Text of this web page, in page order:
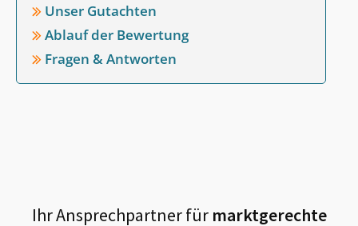
Unser Gutachten
Ablauf der Bewertung
Fragen & Antworten
Ihr Ansprechpartner fürmarktgerechte